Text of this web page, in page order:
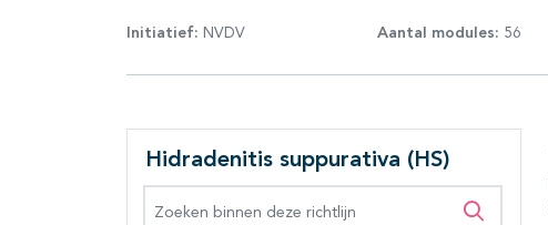
Initiatief: NVDV Aantal modules: 56
Hidradenitis suppurativa (HS)